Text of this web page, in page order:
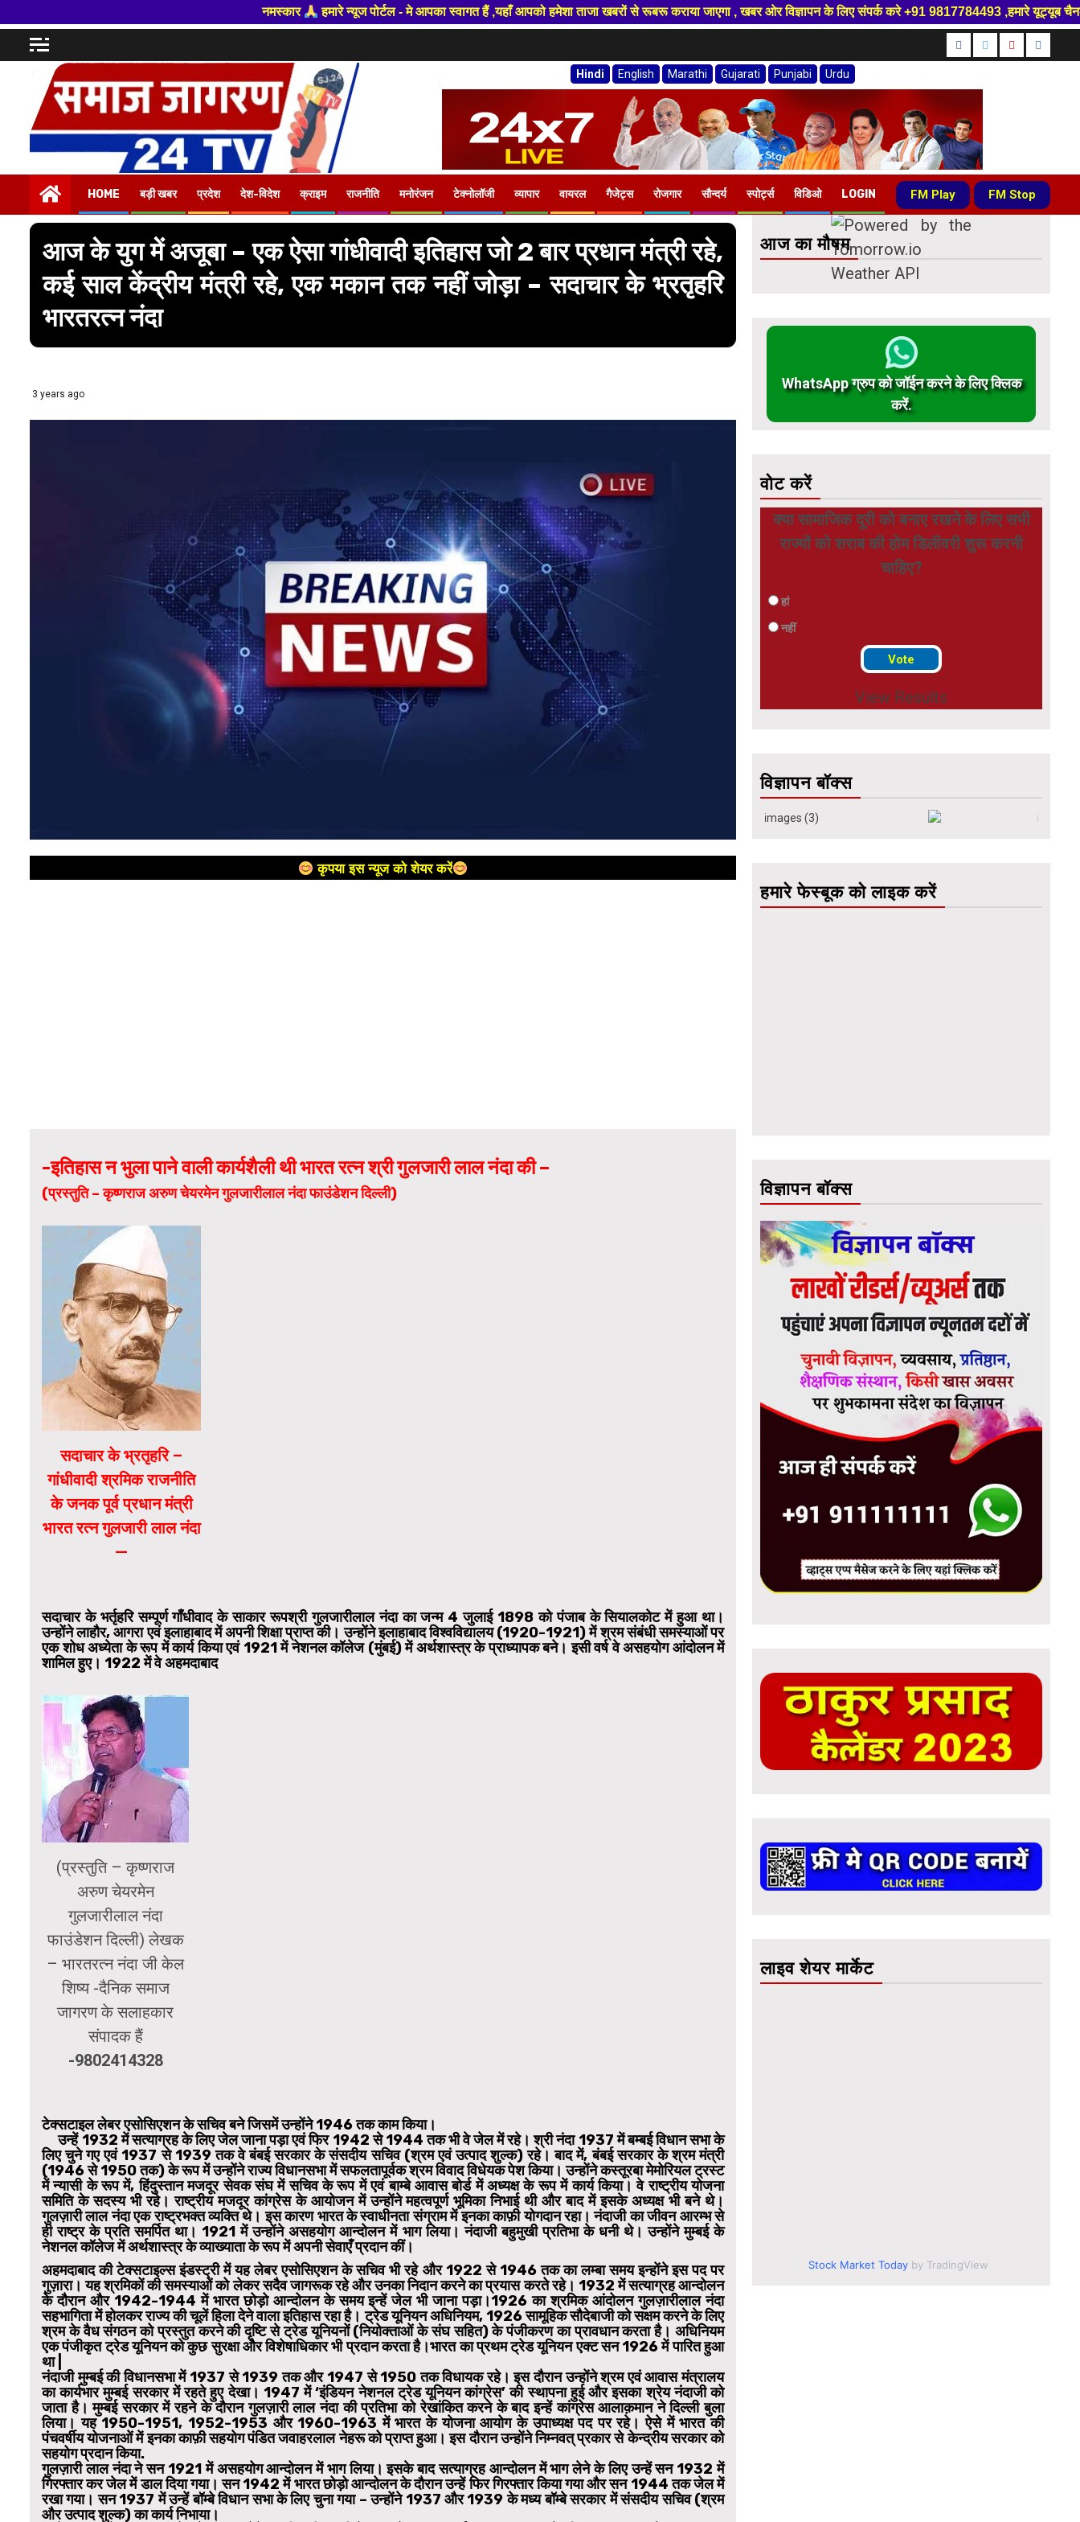
हमारे न्यूज पोर्टल - मे आपका स्वागत हैं ,यहाँ आपको हमेशा ताजा खबरों से रूबरू कराया जाएगा , खबर ओर विज्ञापन के लिए संपर्क करे +91 9817784493 ,हमारे यूट्यूब चैनल को सबस्क्राइब
Facebook
TwitterYoutube
Hindi English Marathi Gujarati Punjabi Urdu
HOME बड़ी खबर प्रदेश देश-विदेश क्राइम राजनीति मनोरंजन टेक्नोलॉजी व्यापार वायरल गैजेट्स रोजगार सौन्दर्य स्पोर्ट्स विडिओ LOGIN FM Play - FM Stop
आज के युग में अजूबा – एक ऐसा गांधीवादी इतिहास जो 2 बार प्रधान मंत्री रहे,
कई साल केंद्रीय मंत्री रहे, एक मकान तक नहीं जोड़ा – सदाचार के भ्रतृहरि
भारतरत्न नंदा
3 years ago
कृपया इस न्यूज को शेयर करें
-इतिहास न भुला पाने वाली कार्यशैली थी भारत रत्नश्रीगुलजारी लाल नंदा की –
(प्रस्तुति – कृष्णराज अरुण चेयरमेन गुलजारीलाल नंदा फाउंडेशन दिल्ली)
सदाचार के भ्रतृहरि –
गांधीवादी श्रमिक राजनीति
के जनक पूर्व प्रधान मंत्री
भारत रत्न गुलजारी लाल नंदा
—
सदाचार के भर्तृहरि सम्पूर्ण गाँधीवाद के साकार रूपश्री गुलजारीलाल नंदा का जन्म 4 जुलाई 1898 को पंजाब के सियालकोट में हुआ था।
उन्होंने लाहौर, आगरा एवं इलाहाबाद में अपनी शिक्षा प्राप्त की। उन्होंने इलाहाबाद विश्वविद्यालय (1920-1921) में श्रम संबंधी समस्याओं पर
एक शोध अध्येता के रूप में कार्य किया एवं 1921 में नेशनल कॉलेज (मुंबई) में अर्थशास्त्र के प्राध्यापक बने। इसी वर्ष वे असहयोग आंदोलन में
शामिल हुए। 1922 में वे अहमदाबाद
(प्रस्तुति – कृष्णराज
अरुण चेयरमेन
गुलजारीलाल नंदा
फाउंडेशन दिल्ली) लेखक
– भारतरत्न नंदा जी केल
शिष्य -दैनिक समाज
जागरण के सलाहकार
संपादक हैं
-9802414328
टेक्सटाइल लेबर एसोसिएशन के सचिव बने जिसमें उन्होंने 1946 तक काम किया।
उन्हें 1932 में सत्याग्रह के लिए जेल जाना पड़ा एवं फिर 1942 से 1944 तक भी वे जेल में रहे। श्री नंदा 1937 में बम्बई विधान सभा के
लिए चुने गए एवं 1937 से 1939 तक वे बंबई सरकार के संसदीय सचिव (श्रम एवं उत्पाद शुल्क) रहे। बाद में, बंबई सरकार के श्रम मंत्री
(1946 से 1950 तक) के रूप में उन्होंने राज्य विधानसभा में सफलतापूर्वक श्रम विवाद विधेयक पेश किया। उन्होंने कस्तूरबा मेमोरियल ट्रस्ट
में न्यासी के रूप में, हिंदुस्तान मजदूर सेवक संघ में सचिव के रूप में एवं बाम्बे आवास बोर्ड में अध्यक्ष के रूप में कार्य किया। वे राष्ट्रीय योजना
समिति के सदस्य भी रहे। राष्ट्रीय मजदूर कांग्रेस के आयोजन में उन्होंने महत्वपूर्ण भूमिका निभाई थी और बाद में इसके अध्यक्ष भी बने थे।
गुलज़ारी लाल नंदा एक राष्ट्रभक्त व्यक्ति थे। इस कारण भारत के स्वाधीनता संग्राम में इनका काफ़ी योगदान रहा। नंदाजी का जीवन आरम्भ से
ही राष्ट्र के प्रति समर्पित था। 1921 में उन्होंने असहयोग आन्दोलन में भाग लिया। नंदाजी बहुमुखी प्रतिभा के धनी थे। उन्होंने मुम्बई के
नेशनल कॉलेज में अर्थशास्त्र के व्याख्याता के रूप में अपनी सेवाएँ प्रदान कीं।
अहमदाबाद की टेक्सटाइल्स इंडस्ट्री में यह लेबर एसोसिएशन के सचिव भी रहे और 1922 से 1946 तक का लम्बा समय इन्होंने इस पद पर
गुज़ारा। यह श्रमिकों की समस्याओं को लेकर सदैव जागरूक रहे और उनका निदान करने का प्रयास करते रहे। 1932 में सत्याग्रह आन्दोलन
के दौरान और 1942-1944 में भारत छोड़ो आन्दोलन के समय इन्हें जेल भी जाना पड़ा।1926 का श्रमिक आंदोलन गुलज़ारीलाल नंदा
सहभागिता में होलकर राज्य की चूलें हिला देने वाला इतिहास रहा है। ट्रेड यूनियन अधिनियम, 1926 सामूहिक सौदेबाजी को सक्षम करने के लिए
श्रम के वैध संगठन को प्रस्तुत करने की दृष्टि से ट्रेड यूनियनों (नियोक्ताओं के संघ सहित) के पंजीकरण का प्रावधान करता है। अधिनियम
एक पंजीकृत ट्रेड यूनियन को कुछ सुरक्षा और विशेषाधिकार भी प्रदान करता है।भारत का प्रथम ट्रेड यूनियन एक्ट सन 1926 में पारित हुआ
था |
नंदाजी मुम्बई की विधानसभा में 1937 से 1939 तक और 1947 से 1950 तक विधायक रहे। इस दौरान उन्होंने श्रम एवं आवास मंत्रालय
का कार्यभार मुम्बई सरकार में रहते हुए देखा। 1947 में ‘इंडियन नेशनल ट्रेड यूनियन कांग्रेस’ की स्थापना हुई और इसका श्रेय नंदाजी को
जाता है। मुम्बई सरकार में रहने के दौरान गुलज़ारी लाल नंदा की प्रतिभा को रेखांकित करने के बाद इन्हें कांग्रेस आलाक़मान ने दिल्ली बुला
लिया। यह 1950-1951, 1952-1953 और 1960-1963 में भारत के योजना आयोग के उपाध्यक्ष पद पर रहे। ऐसे में भारत की
पंचवर्षीय योजनाओं में इनका काफ़ी सहयोग पंडित जवाहरलाल नेहरू को प्राप्त हुआ। इस दौरान उन्होंने निम्नवत् प्रकार से केन्द्रीय सरकार को
सहयोग प्रदान किया.
गुलज़ारी लाल नंदा ने सन 1921 में असहयोग आन्दोलन में भाग लिया। इसके बाद सत्याग्रह आन्दोलन में भाग लेने के लिए उन्हें सन 1932 में
गिरफ्तार कर जेल में डाल दिया गया। सन 1942 में भारत छोड़ो आन्दोलन के दौरान उन्हें फिर गिरफ्तार किया गया और सन 1944 तक जेल में
रखा गया। सन 1937 में उन्हें बॉम्बे विधान सभा के लिए चुना गया – उन्होंने 1937 और 1939 के मध्य बॉम्बे सरकार में संसदीय सचिव (श्रम
और उत्पाद शुल्क) का कार्य निभाया।
आज का मौषम
WhatsApp ग्रुप को जॉईन करने के लिए क्लिक
करें.
वोट करें
क्या सामाजिक दूरी को बनाए रखने के लिए सभी
राज्यों को शराब की होम डिलीवरी शुरू करनी
चाहिए?
हां
नहीं
View Results
विज्ञापन बॉक्स
हमारे फेस्बूक को लाइक करें
विज्ञापन बॉक्स
लाइव शेयर मार्केट
Stock Market Today by TradingView